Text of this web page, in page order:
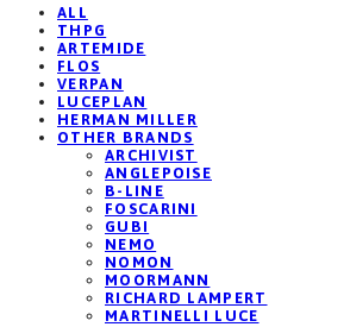
ALL
THPG
ARTEMIDE
FLOS
VERPAN
LUCEPLAN
HERMAN MILLER
OTHER BRANDS
ARCHIVIST
ANGLEPOISE
B-LINE
FOSCARINI
GUBI
NEMO
NOMON
MOORMANN
RICHARD LAMPERT
MARTINELLI LUCE